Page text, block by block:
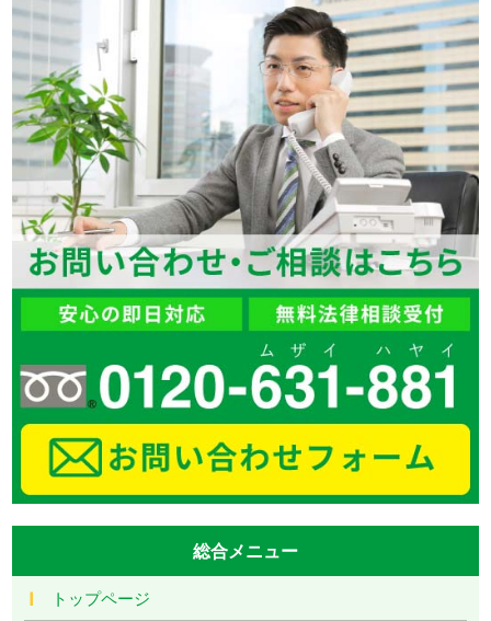
総合メニュー
トップページ